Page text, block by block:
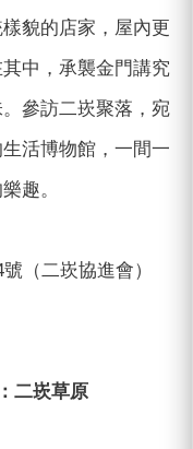
貌的店家，屋內更
中，承襲金門講究
參訪二崁聚落，宛
活博物館，一間一
趣。
（二崁協進會）
二崁草原